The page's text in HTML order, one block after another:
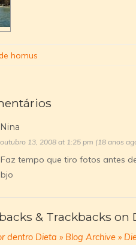
homus
Nina
outubro 13, 2008 at 1:25 pm (18 anos
Faz tempo que tiro fotos antes
bjo
& Trackbacks on
dentro Dieta » Blog Archive »